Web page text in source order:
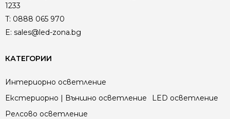
1233
T: 0888 065 970
E: sales@led-zona.bg
КАТЕГОРИИ
Интериорно осветление
Екстериорно | Външно осветление
LED осветление
Релсово осветление